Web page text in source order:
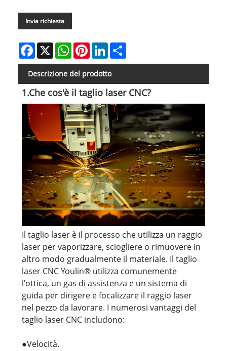
Invia richiesta
Facebook
X WhatsAppPinterestLinkedIn
Descrizione del prodotto
1.Che cos'è il taglio laser CNC?
Il taglio laser è il processo che utilizza un raggio
laser per vaporizzare, sciogliere o rimuovere in
altro modo gradualmente il materiale. Il taglio
laser CNC Youlin® utilizza comunemente
l'ottica, un gas di assistenza e un sistema di
guida per dirigere e focalizzare il raggio laser
nel pezzo da lavorare. I numerosi vantaggi del
taglio laser CNC includono:
●Velocità.